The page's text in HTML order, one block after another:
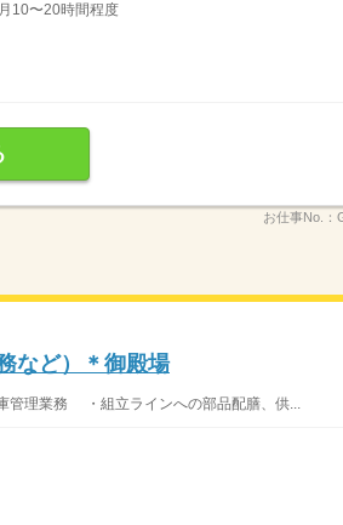
10〜20時間程度
お仕事No.：
など）＊御殿場
理業務 ・組立ラインへの部品配膳、供...